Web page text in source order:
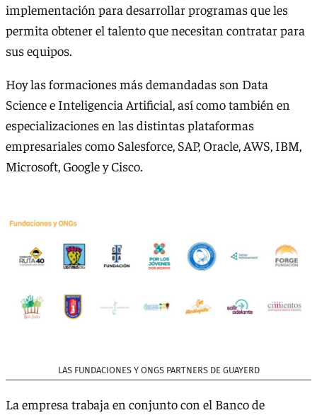
implementación para desarrollar programas que les
permita obtener el talento que necesitan contratar para
sus equipos.
Hoy las formaciones más demandadas son Data
Science e Inteligencia Artificial, así como también en
especializaciones en las distintas plataformas
empresariales como Salesforce, SAP, Oracle, AWS, IBM,
Microsoft, Google y Cisco.
LAS FUNDACIONES Y ONGS PARTNERS DE GUAYERD
La empresa trabaja en conjunto con el Banco de